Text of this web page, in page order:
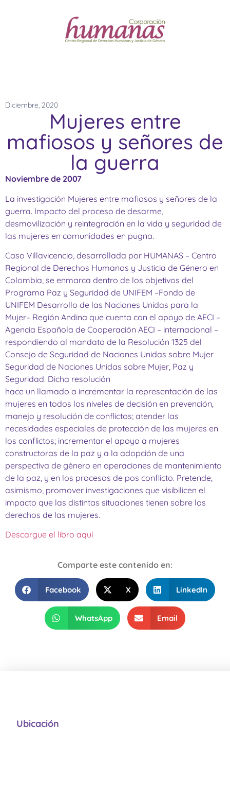
Diciembre, 2020
Mujeres entre
mafiosos y señores de
la guerra
Noviembre de 2007
La investigación Mujeres entre mafiosos y señores de la
guerra. Impacto del proceso de desarme,
desmovilización y reintegración en la vida y seguridad de
las mujeres en comunidades en pugna.
Caso Villavicencio, desarrollada por HUMANAS – Centro
Regional de Derechos Humanos y Justicia de Género en
Colombia, se enmarca dentro de los objetivos del
Programa Paz y Seguridad de UNIFEM –Fondo de
UNIFEM Desarrollo de las Naciones Unidas para la
Mujer– Región Andina que cuenta con el apoyo de AECI –
Agencia Española de Cooperación AECI – internacional –
respondiendo al mandato de la Resolución 1325 del
Consejo de Seguridad de Naciones Unidas sobre Mujer
Seguridad de Naciones Unidas sobre Mujer, Paz y
Seguridad. Dicha resolución
hace un llamado a incrementar la representación de las
mujeres en todos los niveles de decisión en prevención,
manejo y resolución de conflictos; atender las
necesidades especiales de protección de las mujeres en
los conflictos; incrementar el apoyo a mujeres
constructoras de la paz y a la adopción de una
perspectiva de género en operaciones de mantenimiento
de la paz, y en los procesos de pos conflicto. Pretende,
asimismo, promover investigaciones que visibilicen el
impacto que las distintas situaciones tienen sobre los
derechos de las mujeres.
Descargue el libro aquí
Comparte este contenido en:
Facebook X LinkedIn
WhatsApp Email
Ubicación